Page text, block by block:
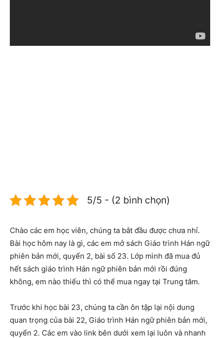
5/5 - (2 bình chọn)
Chào các em học viên, chúng ta bắt đầu được chưa nhỉ.
Bài học hôm nay là gì, các em mở sách Giáo trình Hán ngữ
phiên bản mới, quyển 2, bài số 23. Lớp mình đã mua đủ
hết sách giáo trình Hán ngữ phiên bản mới rồi đúng
không, em nào thiếu thì có thể mua ngay tại Trung tâm.
Trước khi học bài 23, chúng ta cần ôn tập lại nội dung
quan trọng của bài 22, Giáo trình Hán ngữ phiên bản mới,
quyển 2. Các em vào link bên dưới xem lại luôn và nhanh